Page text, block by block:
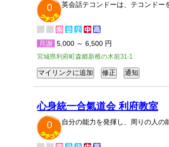
0
英会話テコンドーは、テコンドー
月謝 5,000 ～ 6,500 円
宮城県利府町森郷新椎の木前31-1
心身統一合氣道会 利府教室
0
自分の能力を発揮し、周りの人の